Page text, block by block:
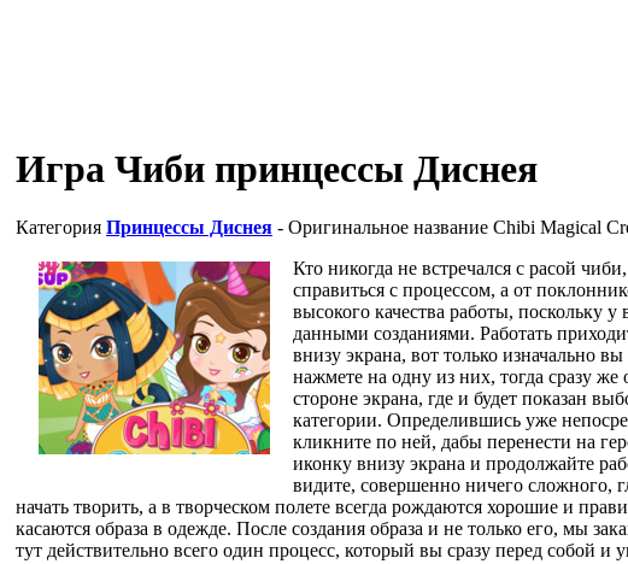
Игра Чиби принцессы Диснея
Категория Принцессы Диснея - Оригинальное название Chibi Magical
Кто никогда не встречался с расой
справиться с процессом, а от
высокого качества работы, поскольку
данными созданиями. Работать
внизу экрана, вот только изначально
нажмете на одну из них, тогда сразу же
стороне экрана, где и будет показан
категории. Определившись уже
кликните по ней, дабы перенести на
иконку внизу экрана и продолжайте
видите, совершенно ничего сложного,
начать творить, а в творческом полете всегда рождаются хорошие и
касаются образа в одежде. После создания образа и не только его, мы
тут действительно всего один процесс, который вы сразу перед собой и